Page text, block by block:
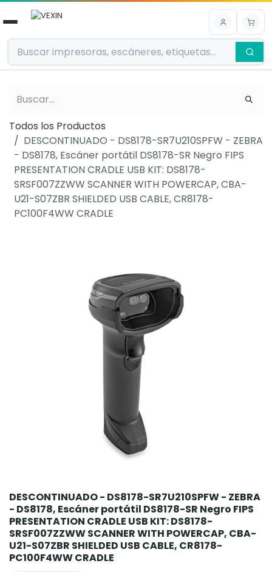
Ir al contenido
Todos los Productos
DESCONTINUADO - DS8178-SR7U210SPFW - ZEBRA
- DS8178, Escáner portátil DS8178-SR Negro FIPS
PRESENTATION CRADLE USB KIT: DS8178-
SRSF007ZZWW SCANNER WITH POWERCAP, CBA-
U21-S07ZBR SHIELDED USB CABLE, CR8178-
PC100F4WW CRADLE
DESCONTINUADO - DS8178-SR7U210SPFW - ZEBRA
- DS8178, Escáner portátil DS8178-SR Negro FIPS
PRESENTATION CRADLE USB KIT: DS8178-
SRSF007ZZWW SCANNER WITH POWERCAP, CBA-
U21-S07ZBR SHIELDED USB CABLE, CR8178-
PC100F4WW CRADLE